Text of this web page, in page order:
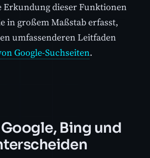
Erkundung dieser Funktionen
in großem Maßstab erfasst,
umfassenderen Leitfaden
Google-Suchseiten.
Bing und